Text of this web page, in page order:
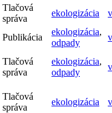
Tlačová
správa
ekologizácia
Publikácia
ekologizácia,
odpady
Tlačová
správa
ekologizácia,
odpady
Tlačová
správa
ekologizácia